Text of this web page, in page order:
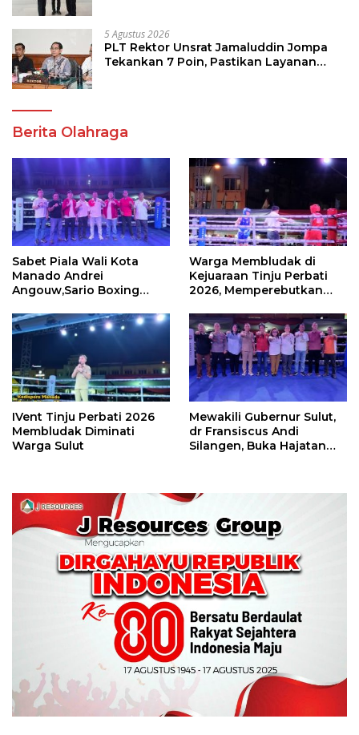
5 Agustus 2026
PLT Rektor Unsrat Jamaluddin Jompa
Tekankan 7 Poin, Pastikan Layanan
Berita Olahraga
Sabet Piala Wali Kota
Manado Andrei
Angouw,Sario Boxing
Perbati 2026
Warga Membludak di
Kejuaraan Tinju Perbati
2026, Memperebutkan
IVent Tinju Perbati 2026
Membludak Diminati
Warga Sulut
Mewakili Gubernur Sulut,
dr Fransiscus Andi
Silangen, Buka Hajatan